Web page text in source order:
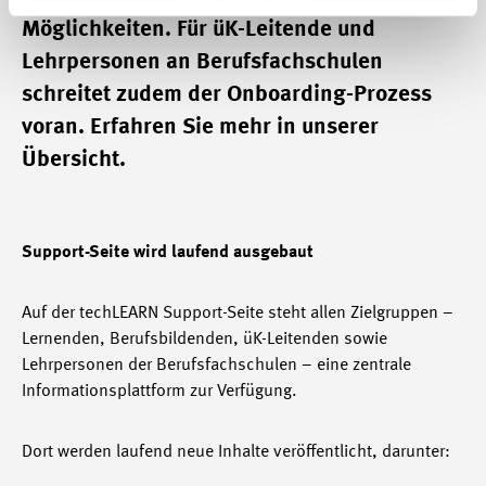
Möglichkeiten. Für üK-Leitende und
Lehrpersonen an Berufsfachschulen
schreitet zudem der Onboarding-Prozess
voran. Erfahren Sie mehr in unserer
Übersicht.
Support-Seite wird laufend ausgebaut
Auf der techLEARN Support-Seite steht allen Zielgruppen –
Lernenden, Berufsbildenden, üK-Leitenden sowie
Lehrpersonen der Berufsfachschulen – eine zentrale
Informationsplattform zur Verfügung.
Dort werden laufend neue Inhalte veröffentlicht, darunter: